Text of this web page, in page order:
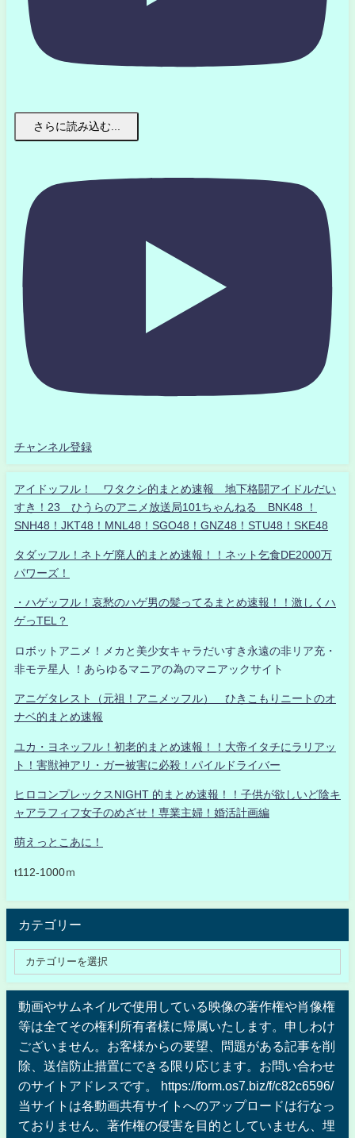
さらに読み込む...
チャンネル登録
アイドッフル！ ワタクシ的まとめ速報 地下格闘アイドルだい
すき！23 ひうらのアニメ放送局101ちゃんねる BNK48 ！
SNH48！JKT48！MNL48！SGO48！GNZ48！STU48！SKE48
タダッフル！ネトゲ廃人的まとめ速報！！ネット乞食DE2000万
パワーズ！
・ハゲッフル！哀愁のハゲ男の髪ってるまとめ速報！！激しくハ
ゲっTEL？
ロボットアニメ！メカと美少女キャラだいすき永遠の非リア充・
非モテ星人 ！あらゆるマニアの為のマニアックサイト
アニゲタレスト（元祖！アニメッフル） ひきこもりニートのオ
ナベ的まとめ速報
ユカ・ヨネッフル！初老的まとめ速報！！大帝イタチにラリアッ
ト！害獣神アリ・ガー被害に必殺！パイルドライバー
ヒロコンプレックスNIGHT 的まとめ速報！！子供が欲しいど陰キ
ャアラフィフ女子のめざせ！専業主婦！婚活計画編
萌えっとこあに！
t112-1000ｍ
カテゴリー
動画やサムネイルで使用している映像の著作権や肖像権
等は全てその権利所有者様に帰属いたします。申しわけ
ございません。お客様からの要望、問題がある記事を削
除、送信防止措置にできる限り応じます。お問い合わせ
のサイトアドレスです。 https://form.os7.biz/f/c82c6596/
当サイトは各動画共有サイトへのアップロードは行なっ
ておりません、著作権の侵害を目的としていません、埋